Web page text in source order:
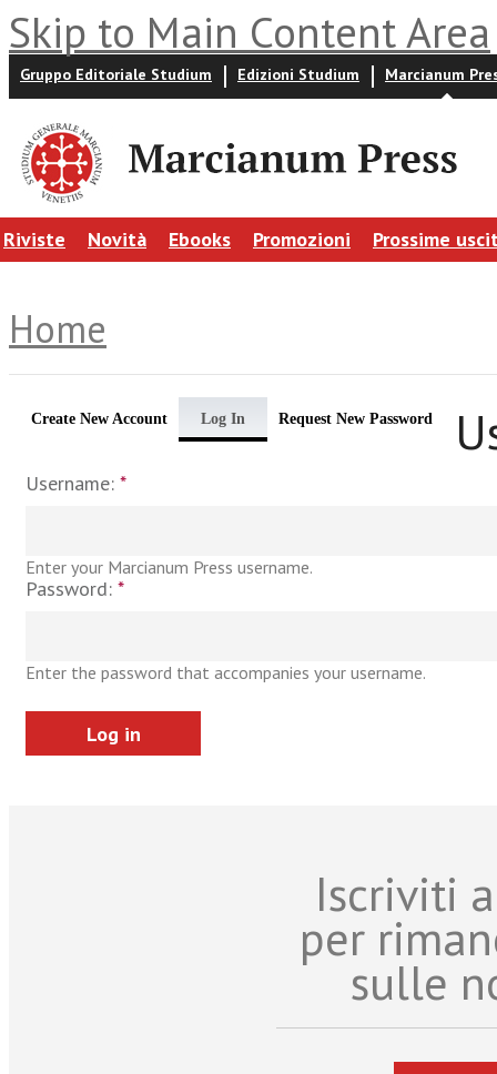
Skip to Main Content Area
Gruppo Editoriale Studium Edizioni Studium Marcianum
Riviste Novità Ebooks Promozioni Prossime
Home
Create New Account Log In Request New Password
Username: *
Enter your Marcianum Press username.
Password: *
Enter the password that accompanies your username.
Iscriviti
per
sulle